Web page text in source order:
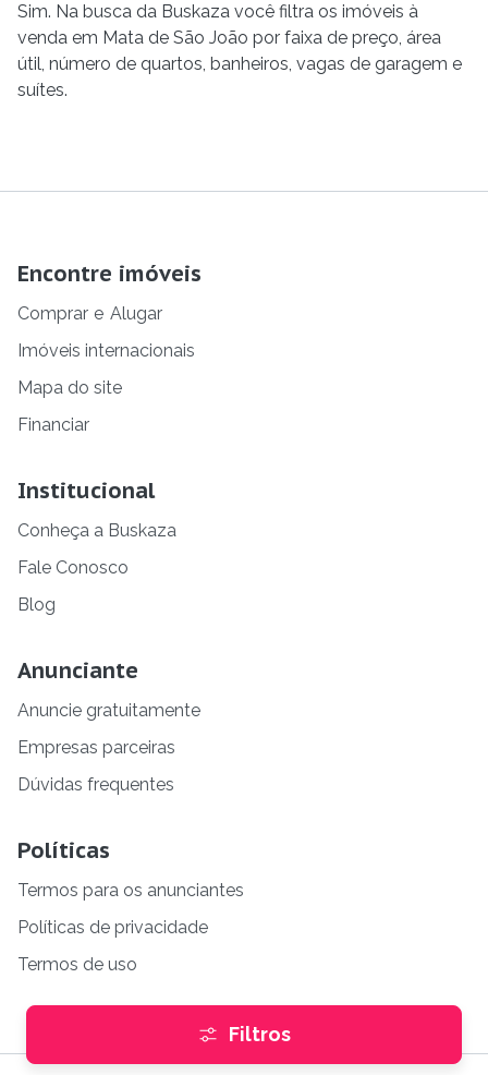
Filtros
Sim. Na busca da Buskaza você filtra os imóveis à
venda em Mata de São João por faixa de preço, área
útil, número de quartos, banheiros, vagas de garagem e
suítes.
Encontre imóveis
Comprar e Alugar
Imóveis internacionais
Mapa do site
Financiar
Institucional
Conheça a Buskaza
Fale Conosco
Blog
Anunciante
Anuncie gratuitamente
Empresas parceiras
Dúvidas frequentes
Políticas
Termos para os anunciantes
Políticas de privacidade
Termos de uso